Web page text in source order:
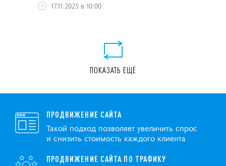
17.11.2025 в 10:00
ПОКАЗАТЬ ЕЩЁ
ПРОДВИЖЕНИЕ САЙТА
Такой подход позволяет увеличить спрос
и снизить стоимость каждого клиента
ПРОДВИЖЕНИЕ САЙТА ПО ТРАФИКУ